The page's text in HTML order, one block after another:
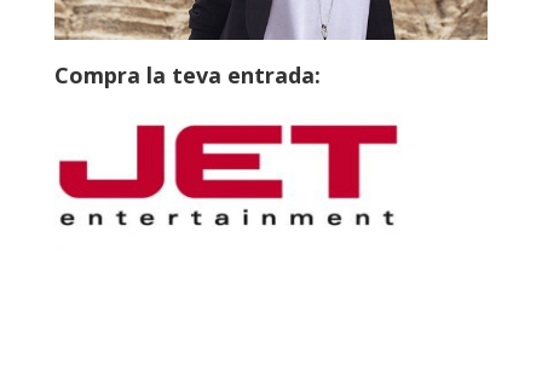
Compra la teva entrada: